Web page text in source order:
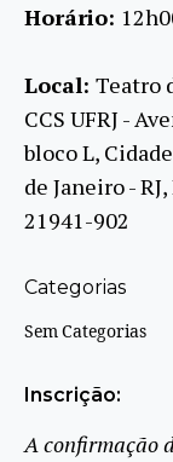
Horário:
Local: Teatro
CCS UFRJ -
bloco L,
de Janeiro -
21941-902
Categorias
Sem Categorias
Inscrição:
A confirmação